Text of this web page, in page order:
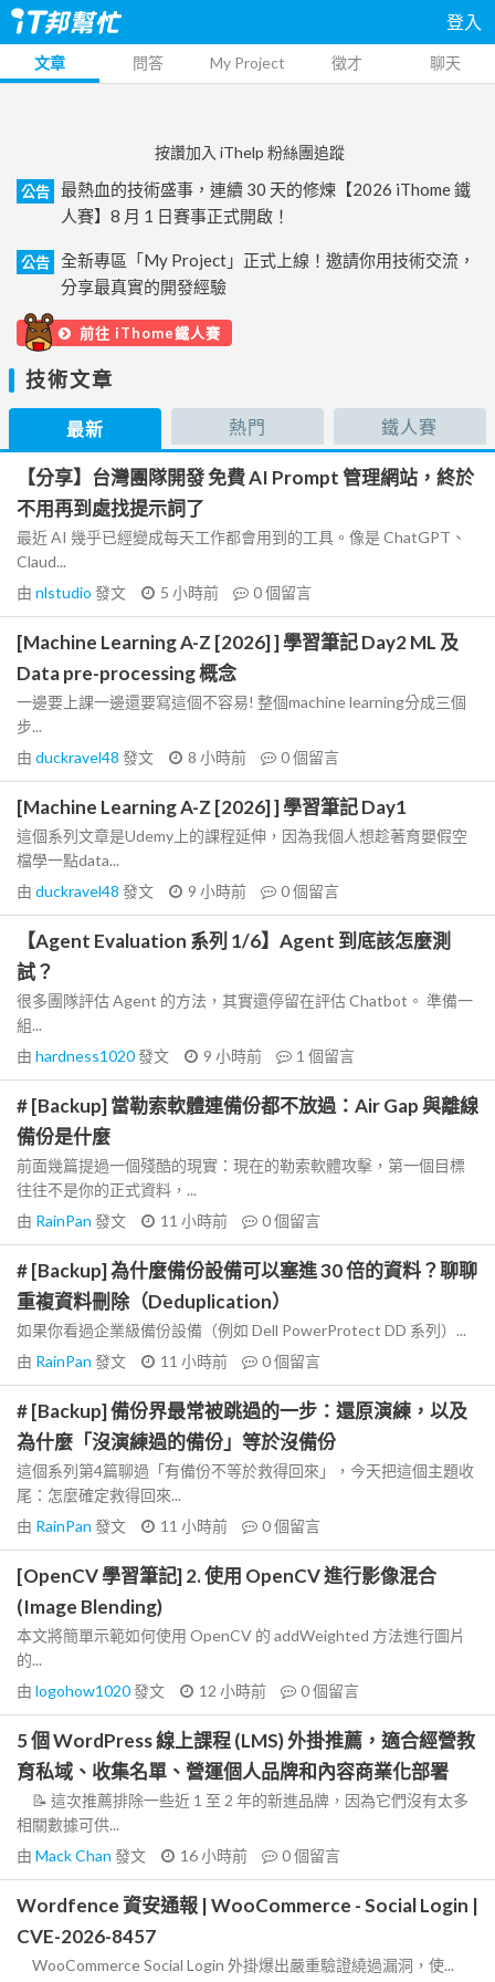
登入
文章 問答 My Project 徵才 聊天
按讚加入 iThelp 粉絲團追蹤
公告
最熱血的技術盛事，連續 30 天的修煉【2026 iThome 鐵
人賽】8 月 1 日賽事正式開啟！
公告
全新專區「My Project」正式上線！邀請你用技術交流，
分享最真實的開發經驗
前往 iThome鐵人賽
技術文章
最新 熱門 鐵人賽
【分享】台灣團隊開發 免費 AI Prompt 管理網站，終於
不用再到處找提示詞了
最近 AI 幾乎已經變成每天工作都會用到的工具。像是 ChatGPT、
Claud...
由 nlstudio 發文 5 小時前 0個留言
[Machine Learning A-Z [2026] ] 學習筆記 Day2 ML 及
Data pre-processing 概念
一邊要上課一邊還要寫這個不容易! 整個machine learning分成三個
步...
由 duckravel48 發文 8 小時前 0個留言
[Machine Learning A-Z [2026] ] 學習筆記 Day1
這個系列文章是Udemy上的課程延伸，因為我個人想趁著育嬰假空
檔學一點data...
由 duckravel48 發文 9 小時前 0個留言
【Agent Evaluation 系列 1/6】Agent 到底該怎麼測
試？
很多團隊評估 Agent 的方法，其實還停留在評估 Chatbot。 準備一
組...
由 hardness1020發文 9 小時前 1 個留言
# [Backup] 當勒索軟體連備份都不放過：Air Gap 與離線
備份是什麼
前面幾篇提過一個殘酷的現實：現在的勒索軟體攻擊，第一個目標
往往不是你的正式資料，...
由 RainPan 發文 11 小時前 0個留言
# [Backup] 為什麼備份設備可以塞進 30 倍的資料？聊聊
重複資料刪除（Deduplication）
如果你看過企業級備份設備（例如 Dell PowerProtect DD 系列）...
由 RainPan 發文 11 小時前 0個留言
# [Backup] 備份界最常被跳過的一步：還原演練，以及
為什麼「沒演練過的備份」等於沒備份
這個系列第4篇聊過「有備份不等於救得回來」，今天把這個主題收
尾：怎麼確定救得回來...
由 RainPan 發文 11 小時前 0個留言
[OpenCV 學習筆記] 2. 使用 OpenCV 進行影像混合
(Image Blending)
本文將簡單示範如何使用 OpenCV 的 addWeighted 方法進行圖片
的...
由 logohow1020發文 12 小時前 0個留言
5 個 WordPress 線上課程 (LMS) 外掛推薦，適合經營教
育私域、收集名單、營運個人品牌和內容商業化部署
📝 這次推薦排除一些近 1 至 2 年的新進品牌，因為它們沒有太多
相關數據可供...
由 Mack Chan 發文 16 小時前 0個留言
Wordfence 資安通報 | WooCommerce - Social Login |
CVE-2026-8457
WooCommerce Social Login 外掛爆出嚴重驗證繞過漏洞，使...